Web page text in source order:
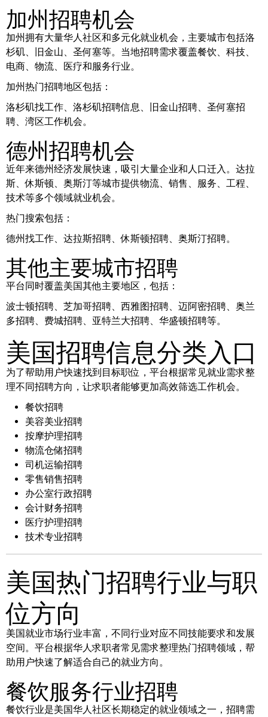
加州招聘机会
加州拥有大量华人社区和多元化就业机会，主要城市包括洛
杉矶、旧金山、圣何塞等。当地招聘需求覆盖餐饮、科技、
电商、物流、医疗和服务行业。
加州热门招聘地区包括：
洛杉矶找工作、洛杉矶招聘信息、旧金山招聘、圣何塞招
聘、湾区工作机会。
德州招聘机会
近年来德州经济发展快速，吸引大量企业和人口迁入。达拉
斯、休斯顿、奥斯汀等城市提供物流、销售、服务、工程、
技术等多个领域就业机会。
热门搜索包括：
德州找工作、达拉斯招聘、休斯顿招聘、奥斯汀招聘。
其他主要城市招聘
平台同时覆盖美国其他主要地区，包括：
波士顿招聘、芝加哥招聘、西雅图招聘、迈阿密招聘、奥兰
多招聘、费城招聘、亚特兰大招聘、华盛顿招聘等。
美国招聘信息分类入口
为了帮助用户快速找到目标职位，平台根据常见就业需求整
理不同招聘方向，让求职者能够更加高效筛选工作机会。
餐饮招聘
美容美业招聘
按摩护理招聘
物流仓储招聘
司机运输招聘
零售销售招聘
办公室行政招聘
会计财务招聘
医疗护理招聘
技术专业招聘
美国热门招聘行业与职
位方向
美国就业市场行业丰富，不同行业对应不同技能要求和发展
空间。平台根据华人求职者常见需求整理热门招聘领域，帮
助用户快速了解适合自己的就业方向。
餐饮服务行业招聘
餐饮行业是美国华人社区长期稳定的就业领域之一，招聘需